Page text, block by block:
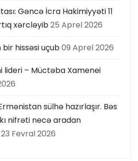
Gəncə İcra Hakimiyyəti 11
xərcləyib25 Aprel 2026
bir hissəsi uçub09 Aprel 2026
lideri – Müctəba Xamenei
sülhə hazırlaşır. Bəs
nifrəti necə aradan
23 Fevral 2026